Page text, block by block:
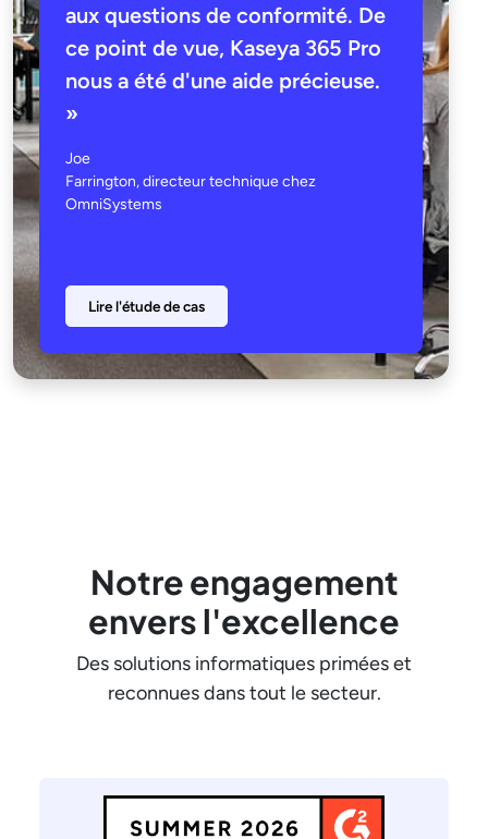
aux questions de conformité. De
ce point de vue, Kaseya 365 Pro
nous a été d'une aide précieuse.
»
Joe
Farrington, directeur technique chez
OmniSystems
Lire l'étude de cas
Notre engagement
envers l'excellence
Des solutions informatiques primées et
reconnues dans tout le secteur.